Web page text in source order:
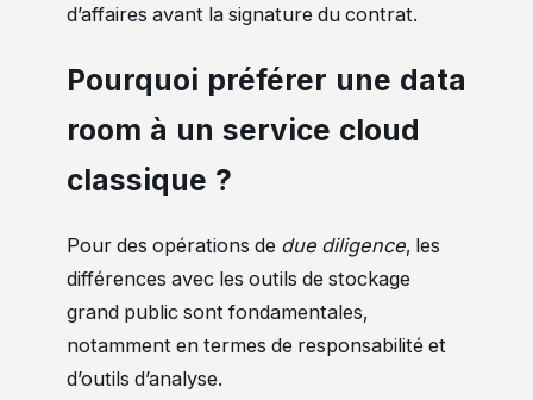
d’affaires avant la signature du contrat.
Pourquoi préférer une data
room à un service cloud
classique ?
Pour des opérations de due diligence, les
différences avec les outils de stockage
grand public sont fondamentales,
notamment en termes de responsabilité et
d’outils d’analyse.